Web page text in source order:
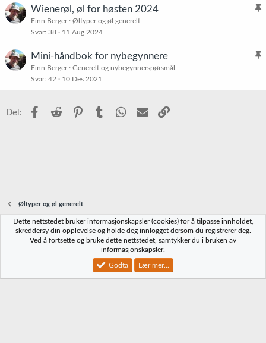
tK
t
Wienerøl, øl for høsten 2024
Finn Berger
Øltyper og øl generelt
Svar 38 11 Aug 2024
K
s
Mini-håndbok for nybegynnere
Finn Berger
Generelt og nybegynnerspørsmål
Svar 42 10 Des 2021
Del: Facebook
Reddit PinterestTumblr WhatsApp
E-post
Øltyper og øl generelt
Norbrygg-default
Vilkår og regler Personvernregler
Community platform by XenForo® © 2010-2023 XenForo Ltd.
Dette nettstedet bruker informasjonskapsler (cookies) for å tilpasse innholdet,
skreddersy din opplevelse og holde deg innlogget dersom du registrerer deg.
Ved å fortsette og bruke dette nettstedet, samtykker du i bruken av
informasjonskapsler.
Godta Lær mer...